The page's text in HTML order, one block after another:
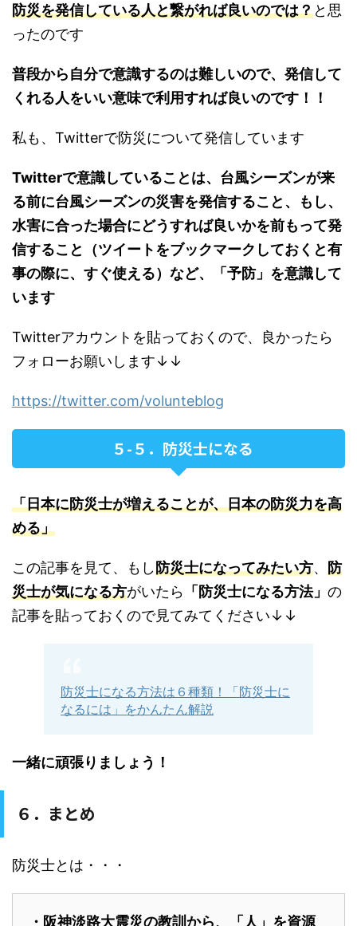
防災を発信している人と繋がれば良いのでは？と思
ったのです
普段から自分で意識するのは難しいので、発信して
くれる人をいい意味で利用すれば良いのです！！
私も、Twitterで防災について発信しています
Twitterで意識していることは、台風シーズンが来
る前に台風シーズンの災害を発信すること、もし、
水害に合った場合にどうすれば良いかを前もって発
信すること（ツイートをブックマークしておくと有
事の際に、すぐ使える）など、「予防」を意識して
います
Twitterアカウントを貼っておくので、良かったら
フォローお願いします↓↓
https://twitter.com/volunteblog
５-５．防災士になる
「日本に防災士が増えることが、日本の防災力を高
める」
この記事を見て、もし防災士になってみたい方、 防
災士が気になる方がいたら 「防災士になる方法」 の
記事を貼っておくので見てみてください↓↓
防災士になる方法は６種類！「防災士に
なるには」をかんたん解説
一緒に頑張りましょう！
６．まとめ
防災士とは・・・
・阪神淡路大震災の教訓から、「人」を資源